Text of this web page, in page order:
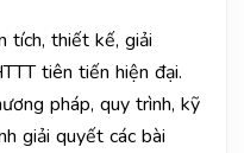
tích, thiết kế, giải
tiên tiến hiện đại.
pháp, quy trình, kỹ
giải quyết các bài